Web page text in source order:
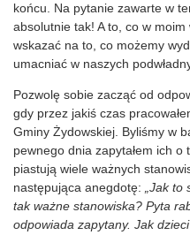
końcu. Na pytanie zawarte w
absolutnie tak! A to, co w
wskazać na to, co możemy
umacniać w naszych
Pozwolę sobie zacząć od
gdy przez jakiś czas
Gminy Żydowskiej. Byliśmy w
pewnego dnia zapytałem ich o
piastują wiele ważnych
następująca anegdotę:
„Jak
tak ważne stanowiska? Pyta
odpowiada zapytany. Jak